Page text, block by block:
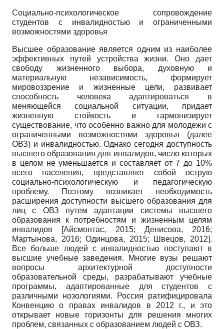
Социально-психологическое сопровождение
студентов с инвалидностью и ограниченными
возможностями здоровья
Высшее образование является одним из наиболее
эффективных путей устройства жизни. Оно дает
свободу жизненного выбора, духовную и
материальную независимость, формирует
мировоззрение и жизненные цели, развивает
способность человека адаптироваться в
меняющейся социальной ситуации, придает
жизненную стойкость и гармонизирует
существование, что особенно важно для молодежи с
ограниченными возможностями здоровья (далее
ОВЗ) и инвалидностью. Однако сегодня доступность
высшего образования для инвалидов, число которых
в целом не уменьшается и составляет от 7 до 10%
всего населения, представляет собой острую
социально-психологическую и педагогическую
проблему. Поэтому возникает необходимость
расширения доступности высшего образования для
лиц с ОВЗ путем адаптации системы высшего
образования к потребностям и жизненным целям
инвалидов
[Айсмонтас, 2015; Денисова, 2016;
Мартынова, 2016;Одинцова, 2015; Швецов, 2012].
Все больше людей с инвалидностью поступают в
высшие учебные заведения. Многие вузы решают
вопросы архитектурной доступности
образовательной среды, разрабатывают учебные
программы, адаптированные для студентов с
различными нозологиями. Россия ратифицировала
Конвенцию о правах инвалидов в 2012 г., и это
открывает новые горизонты для решения многих
проблем, связанных с образованием людей с ОВЗ.